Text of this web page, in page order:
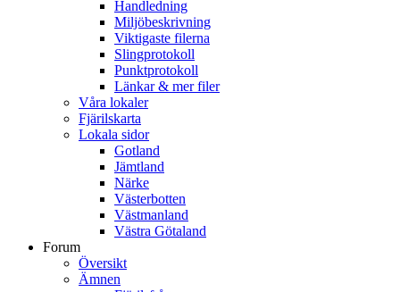
Handledning
Miljöbeskrivning
Viktigaste filerna
Slingprotokoll
Punktprotokoll
Länkar & mer filer
Våra lokaler
Fjärilskarta
Lokala sidor
Gotland
Jämtland
Närke
Västerbotten
Västmanland
Västra Götaland
Forum
Översikt
Ämnen